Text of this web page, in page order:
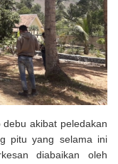
akibat peledakan
pitu yang selama ini
diabaikan oleh